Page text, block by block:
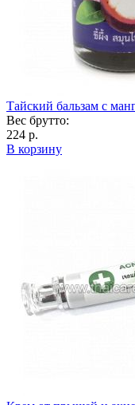
Тайский бальзам с
Вес брутто:
224 р.
В корзину